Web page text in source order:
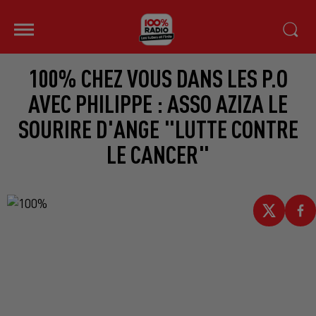
100% CHEZ VOUS DANS LES P.O
AVEC PHILIPPE : ASSO AZIZA LE
SOURIRE D'ANGE "LUTTE CONTRE
LE CANCER"